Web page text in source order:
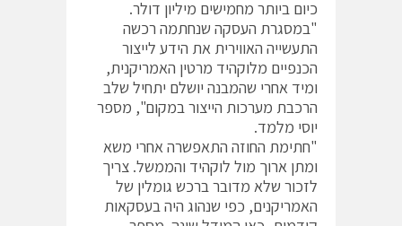
כיום ביותר מחמישים מיליון דולר.
"במסגרת העסקה שנחתמה רכשה
התעשייה האווירית את הידע לייצור
הכנפיים מלוקהיד מרטין האמריקנית,
ומיד אחרי שהמבנה יושלם יתחיל שלב
הרכבת מערכות הייצור במקום", מספר
יוסי מלמד.
"חתימת החוזה התאפשרה אחרי משא
ומתן ארוך מול לוקהיד והממשל. צריך
לזכור שלא מדובר ברכש גומלין של
האמריקנים, כפי שנהוג היה בעסקאות